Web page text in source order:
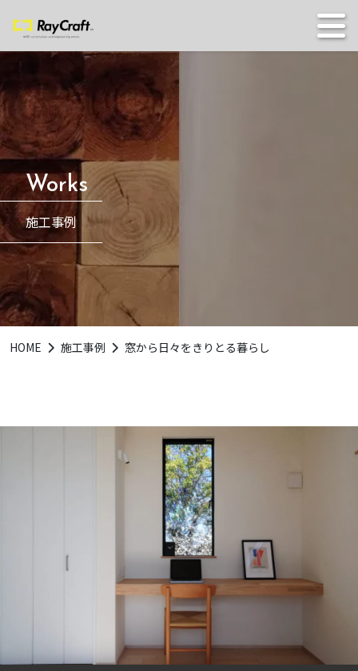
施工事例
HOME 施工事例 窓から日々をきりとる暮らし